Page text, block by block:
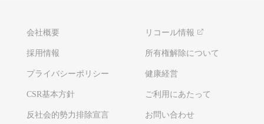
会社概要 リコール情報
採用情報 所有権解除について
プライバシーポリシー 健康経営
CSR基本方針 ご利用にあたって
反社会的勢力排除宣言 お問い合わせ